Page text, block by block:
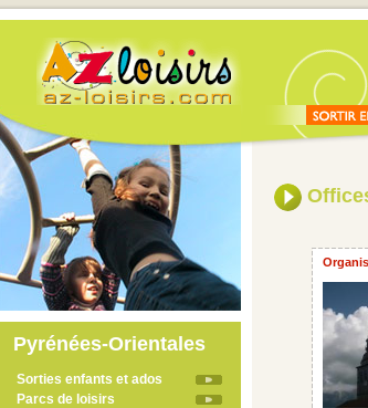
Pyrénées-Orientales
Sorties enfants et ados
Parcs de loisirs